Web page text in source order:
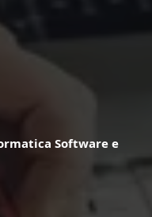
Software e